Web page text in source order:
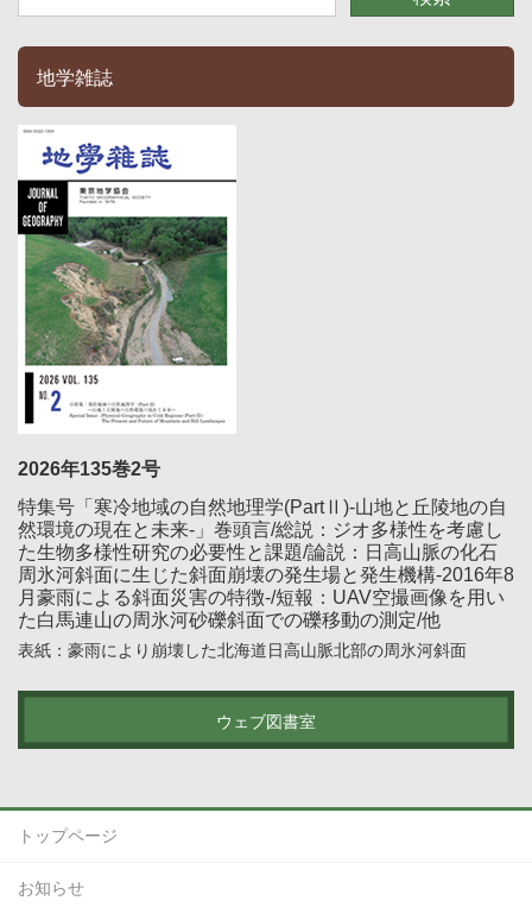
地学雑誌
2026年135巻2号
特集号「寒冷地域の自然地理学(PartⅡ)-山地と丘陵地の自
然環境の現在と未来-」巻頭言/総説：ジオ多様性を考慮し
た生物多様性研究の必要性と課題/論説：日高山脈の化石
周氷河斜面に生じた斜面崩壊の発生場と発生機構-2016年8
月豪雨による斜面災害の特徴-/短報：UAV空撮画像を用い
た白馬連山の周氷河砂礫斜面での礫移動の測定/他
表紙：豪雨により崩壊した北海道日高山脈北部の周氷河斜面
ウェブ図書室
トップページ
お知らせ